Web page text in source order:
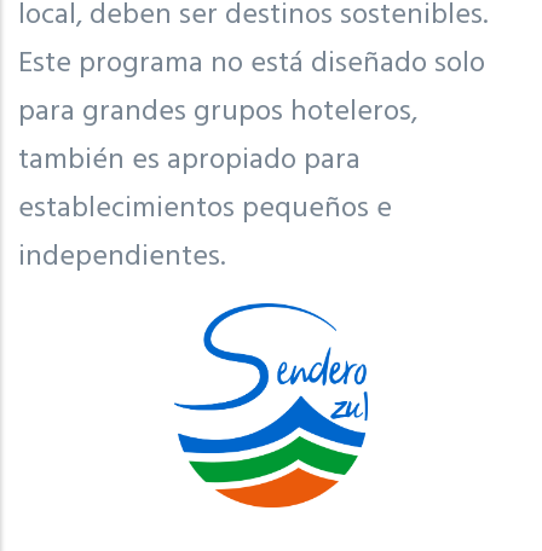
local, deben ser destinos sostenibles.
Este programa no está diseñado solo
para grandes grupos hoteleros,
también es apropiado para
establecimientos pequeños e
independientes.